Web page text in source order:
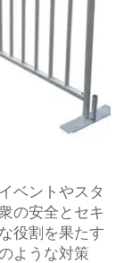
ベントやスタ
の安全とセキ
役割を果たす
ような対策